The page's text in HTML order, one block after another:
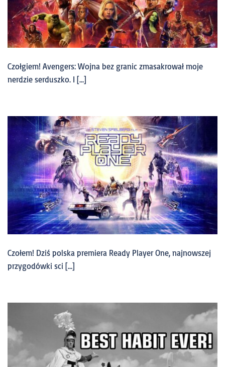
Czołgiem! Avengers: Wojna bez granic zmasakrował moje
nerdzie serduszko. I […]
Czołem! Dziś polska premiera Ready Player One, najnowszej
przygodówki sci […]